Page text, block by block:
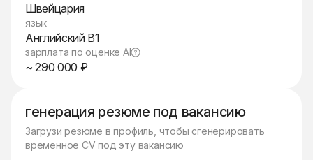
генерация резюме под вакансию
Загрузи резюме в профиль, чтобы сгенерировать
временное CV под эту вакансию
Швейцария
язык
Английский B1
зарплата по оценке AI
~ 290 000 ₽